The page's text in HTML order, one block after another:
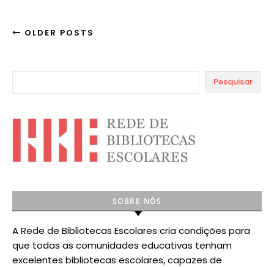
OLDER POSTS
Pesquisar
SOBRE NÓS
A Rede de Bibliotecas Escolares cria condições para
que todas as comunidades educativas tenham
excelentes bibliotecas escolares, capazes de